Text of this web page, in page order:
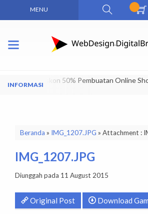
MENU
Dapatkan Diskon 50% Pembuatan Online
Beranda » IMG_1207.JPG » Attachment :
IMG_1207.JPG
Diunggah pada 11 August 2015
Original Post Download